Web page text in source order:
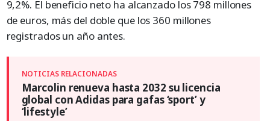
9,2%. El beneficio neto ha alcanzado los 798 millones
de euros, más del doble que los 360 millones
registrados un año antes.
Marcolin renueva hasta 2032 su licencia
global con Adidas para gafas ‘sport’ y
‘lifestyle’